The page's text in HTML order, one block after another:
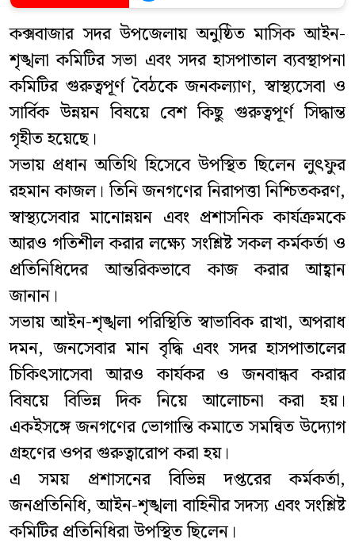
কক্সবাজার সদর উপজেলায় অনুষ্ঠিত মাসিক আইন-
শৃঙ্খলা কমিটির সভা এবং সদর হাসপাতাল ব্যবস্থাপনা
কমিটির গুরুত্বপূর্ণ বৈঠকে জনকল্যাণ, স্বাস্থ্যসেবা ও
সার্বিক উন্নয়ন বিষয়ে বেশ কিছু গুরুত্বপূর্ণ সিদ্ধান্ত
গৃহীত হয়েছে।
সভায় প্রধান অতিথি হিসেবে উপস্থিত ছিলেন লুৎফুর
রহমান কাজল। তিনি জনগণের নিরাপত্তা নিশ্চিতকরণ,
স্বাস্থ্যসেবার মানোন্নয়ন এবং প্রশাসনিক কার্যক্রমকে
আরও গতিশীল করার লক্ষ্যে সংশ্লিষ্ট সকল কর্মকর্তা ও
প্রতিনিধিদের আন্তরিকভাবে কাজ করার আহ্বান
জানান।
সভায় আইন-শৃঙ্খলা পরিস্থিতি স্বাভাবিক রাখা, অপরাধ
দমন, জনসেবার মান বৃদ্ধি এবং সদর হাসপাতালের
চিকিৎসাসেবা আরও কার্যকর ও জনবান্ধব করার
বিষয়ে বিভিন্ন দিক নিয়ে আলোচনা করা হয়।
একইসঙ্গে জনগণের ভোগান্তি কমাতে সমন্বিত উদ্যোগ
গ্রহণের ওপর গুরুত্বারোপ করা হয়।
এ সময় প্রশাসনের বিভিন্ন দপ্তরের কর্মকর্তা,
জনপ্রতিনিধি, আইন-শৃঙ্খলা বাহিনীর সদস্য এবং সংশ্লিষ্ট
কমিটির প্রতিনিধিরা উপস্থিত ছিলেন।